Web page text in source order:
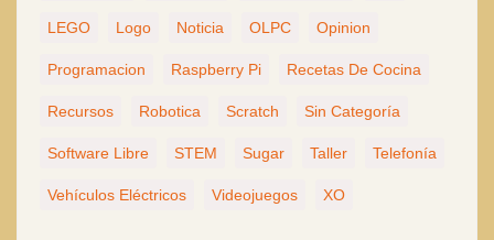
LEGO Logo Noticia OLPC Opinion
Programacion Raspberry Pi Recetas De Cocina
Recursos Robotica Scratch Sin Categoría
Software Libre STEM Sugar Taller Telefonía
Vehículos Eléctricos Videojuegos XO